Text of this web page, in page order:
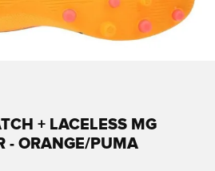
+ LACELESS MG
- ORANGE/PUMA